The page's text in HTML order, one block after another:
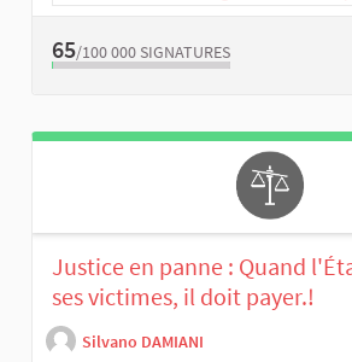
65/100 000 SIGNATURES
Justice en panne : Quand
ses victimes, il doit payer.!
Silvano DAMIANI